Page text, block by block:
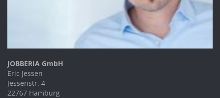
JOBBERIA GmbH
Eric Jessen
Jessenstr. 4
22767 Hamburg